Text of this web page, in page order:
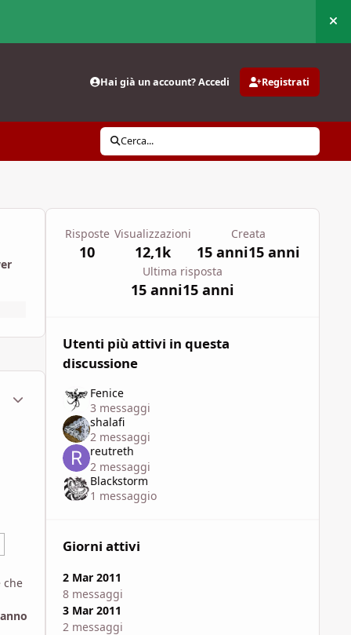
Hai già un account? Accedi Registrati
Cerca...
Statistiche Autore
che
Risposte
10
Visualizzazioni
12,1k
Creata
15 anni15 anni
Ultima risposta
15 anni15 anni
Utenti più attivi in questa
discussione
Fenice
3 messaggi
shalafi
2 messaggi
reutreth
2 messaggi
Blackstorm
1 messaggio
Giorni attivi
2 Mar 2011
8 messaggi
3 Mar 2011
2 messaggi